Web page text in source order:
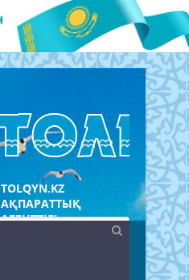
TOLQYN.KZ
АҚПАРАТТЫҚ
АГЕНТТІГІ